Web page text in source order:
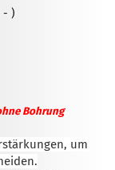
- )
Bohrung
um